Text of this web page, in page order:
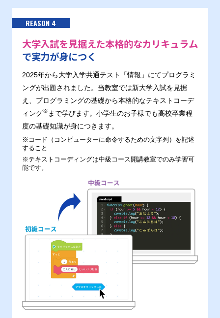
REASON 4
大学入試を見据えた本格的なカリキュラム
で実力が身につく
2025年から大学入学共通テスト「情報」にてプログラミ
ングが出題されました。当教室では新大学入試を見据
え、プログラミングの基礎から本格的なテキストコーデ
ィング※ まで学びます。小学生のお子様でも高校卒業程
度の基礎知識が身につきます。
※コード（コンピューターに命令するための文字列）を記述
すること
※テキストコーディングは中級コース開講教室でのみ学習可
能です。